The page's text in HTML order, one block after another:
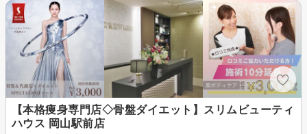
【本格痩身専門店◇骨盤ダイエット】スリムビューティ
ハウス 岡山駅前店